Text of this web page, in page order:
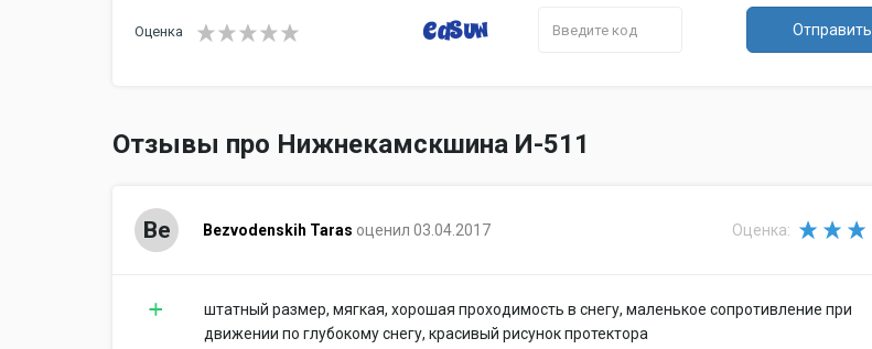
Оценка Отправить
Отзывы про Нижнекамскшина И-511
Be Bezvodenskih Taras оценил 03.04.2017 Оценка:
штатный размер, мягкая, хорошая проходимость в снегу, маленькое сопротивление при
движении по глубокому снегу, красивый рисунок протектора